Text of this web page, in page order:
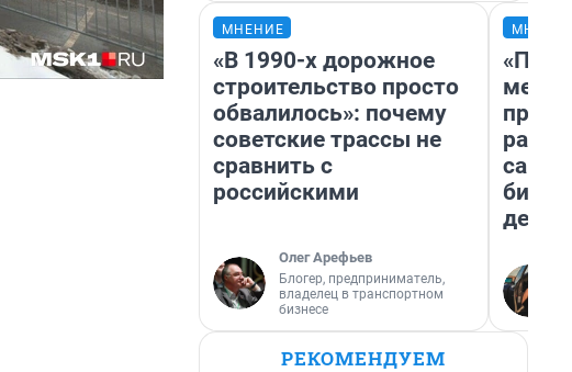
МНЕНИЕ
«В 1990-х дорожное
строительство просто
обвалилось»: почему
советские трассы не
сравнить с
российскими
Олег Арефьев
Блогер, предприниматель,
владелец в транспортном
бизнесе
РЕКОМЕНДУЕМ